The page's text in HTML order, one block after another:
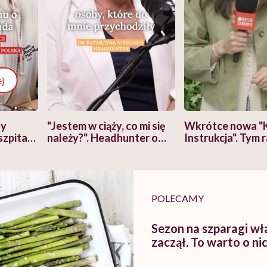
"Jestem w ciąży, co mi się
należy?". Headhunter o
pracy
Wkrótce nowa
Instrukcja". Tym
POLECAMY
Sezon na szparagi
zaczął. To warto o